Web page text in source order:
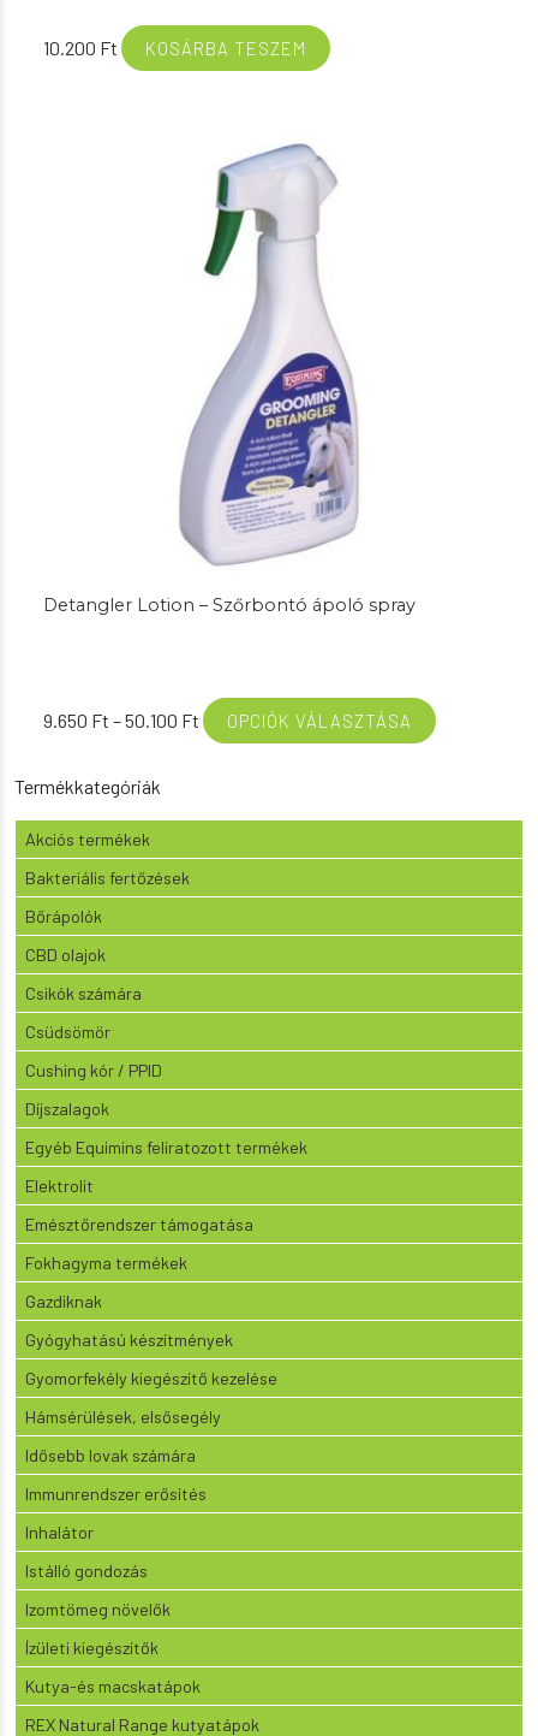
10.200 Ft KOSÁRBA TESZEM
Detangler Lotion – Szőrbontó ápoló spray
9.650 Ft –50.100 Ft Ártartomány:
9.650 Ft
OPCIÓK VÁLASZTÁSA
Termékkategóriák
Akciós termékek
Bakteriális fertőzések
Bőrápolók
CBD olajok
Csikók számára
Csüdsömör
Cushing kór / PPID
Díjszalagok
Egyéb Equimins feliratozott termékek
Elektrolit
Emésztőrendszer támogatása
Fokhagyma termékek
Gazdiknak
Gyógyhatású készítmények
Gyomorfekély kiegészítő kezelése
Hámsérülések, elsősegély
Idősebb lovak számára
Immunrendszer erősítés
Inhalátor
Istálló gondozás
Izomtömeg növelők
Ízületi kiegészítők
Kutya-és macskatápok
REX Natural Range kutyatápok